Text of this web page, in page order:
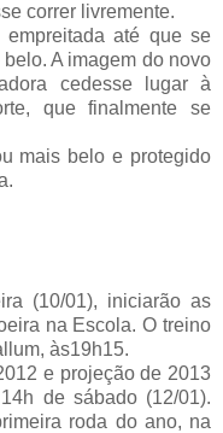
correr livremente.
até que se
A imagem do novo
cedesse lugar à
que finalmente se
belo e protegido
01), iniciarão as
na Escola. O treino
às19h15.
e projeção de 2013
de sábado (12/01).
roda do ano, na